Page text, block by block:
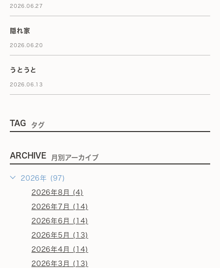
2026.06.27
隠れ家
2026.06.20
うとうと
2026.06.13
TAG タグ
ARCHIVE 月別アーカイブ
2026年 (97)
2026年8月 (4)
2026年7月 (14)
2026年6月 (14)
2026年5月 (13)
2026年4月 (14)
2026年3月 (13)